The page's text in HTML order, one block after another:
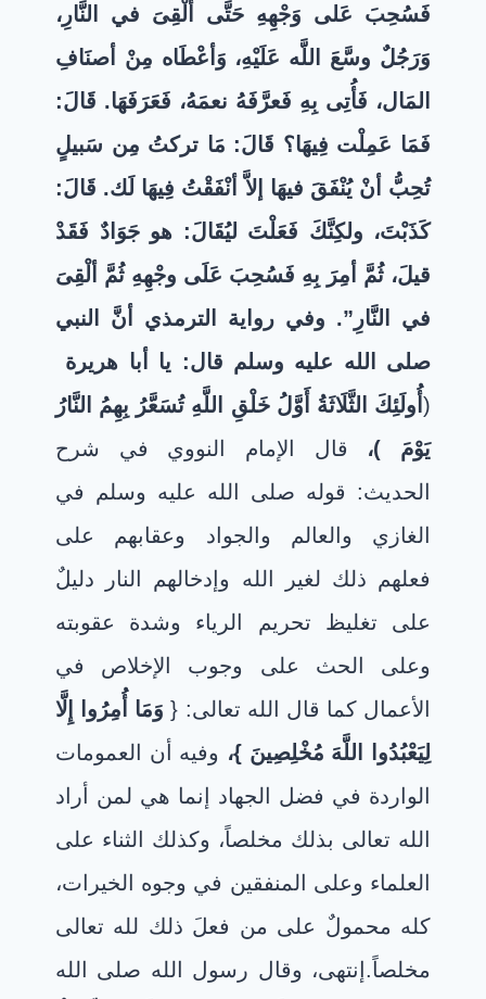
فَسُحِبَ عَلى وَجْهِهِ حَتَّى أُلْقِىَ في النَّارِ،
وَرَجُلٌ وسَّعَ اللَّه عَلَيْهِ، وَأعْطَاه مِنْ أصنَافِ
المَال، فَأُتِى بِهِ فَعرَّفَهُ نعمَهُ، فَعَرَفَهَا. قَالَ:
فَمَا عَمِلْت فِيهَا؟ قَالَ: مَا تركتُ مِن سَبيلٍ
تُحِبُّ أنْ يُنْفَقَ فيهَا إلاَّ أنْفَقْتُ فِيهَا لَك. قَالَ:
كَذَبْتَ، ولكِنَّكَ فَعَلْتَ ليُقَالَ: هو جَوَادٌ فَقَدْ
قيلَ، ثُمَّ أمِرَ بِهِ فَسُحِبَ عَلَى وجْهِهِ ثُمَّ ألْقِىَ
في النَّارِ”. وفي رواية الترمذي أنَّ النبي
صلى الله عليه وسلم قال: يا أبا هريرة
( أُولَئِكَ الثَّلَاثَةُ أَوَّلُ خَلْقِ اللَّهِ تُسَعَّرُ بِهِمُ النَّارُ
يَوْمَ )،
قال الإمام النووي في شرح
الحديث: قوله صلى الله عليه وسلم في
الغازي والعالم والجواد وعقابهم على
فعلهم ذلك لغير الله وإدخالهم النار دليلٌ
على تغليظ تحريم الرياء وشدة عقوبته
وعلى الحث على وجوب الإخلاص في
الأعمال كما قال الله تعالى: {وَمَا أُمِرُوا إِلَّا
لِيَعْبُدُوا اللَّهَ مُخْلِصِينَ }، وفيه أن العمومات
الواردة في فضل الجهاد إنما هي لمن أراد
الله تعالى بذلك مخلصاً، وكذلك الثناء على
العلماء وعلى المنفقين في وجوه الخيرات،
كله محمولٌ على من فعلَ ذلك لله تعالى
مخلصاً.إنتهى، وقال رسول الله صلى الله